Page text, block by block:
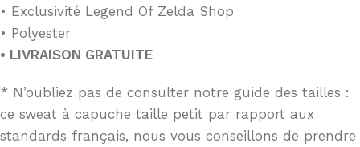
• Exclusivité Legend Of Zelda Shop
• Polyester
• LIVRAISON GRATUITE
* N’oubliez pas de consulter notre guide des tailles :
ce sweat à capuche taille petit par rapport aux
standards français, nous vous conseillons de prendre